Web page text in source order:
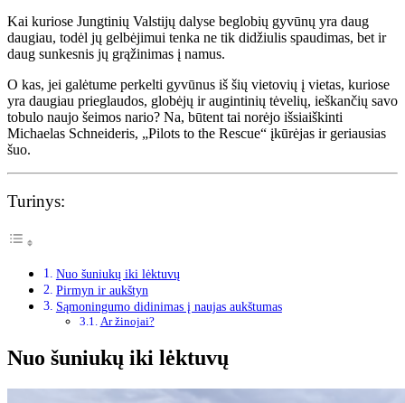
Kai kuriose Jungtinių Valstijų dalyse beglobių gyvūnų yra daug
daugiau, todėl jų gelbėjimui tenka ne tik didžiulis spaudimas, bet ir
daug sunkesnis jų grąžinimas į namus.
O kas, jei galėtume perkelti gyvūnus iš šių vietovių į vietas, kuriose
yra daugiau prieglaudos, globėjų ir augintinių tėvelių, ieškančių savo
tobulo naujo šeimos nario? Na, būtent tai norėjo išsiaiškinti
Michaelas Schneideris, „Pilots to the Rescue“ įkūrėjas ir geriausias
šuo.
Turinys:
Nuo šuniukų iki lėktuvų
Pirmyn ir aukštyn
Sąmoningumo didinimas į naujas aukštumas
Ar žinojai?
Nuo šuniukų iki lėktuvų